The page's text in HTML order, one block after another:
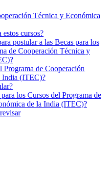
Técnica y Económica
estos cursos?
postular a las Becas para los
de Cooperación Técnica y
Programa de Cooperación
India (ITEC)?
los Cursos del Programa de
de la India (ITEC)?